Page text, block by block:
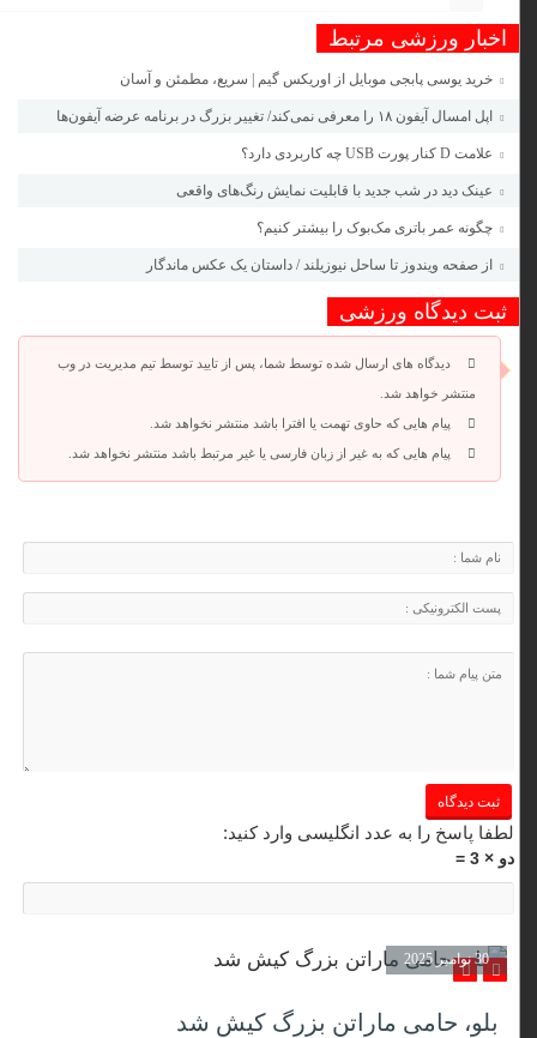
اخبار ورزشی مرتبط
خرید یوسی پابجی موبایل از اوریکس گیم | سریع، مطمئن و آسان
اپل امسال آیفون ۱۸ را معرفی نمی‌کند/ تغییر بزرگ در برنامه عرضه آیفون‌ها
علامت D کنار پورت USB چه کاربردی دارد؟
عینک دید در شب جدید با قابلیت نمایش رنگ‌های واقعی
چگونه عمر باتری مک‌بوک را بیشتر کنیم؟
از صفحه ویندوز تا ساحل نیوزیلند / داستان یک عکس ماندگار
ثبت دیدگاه ورزشی
دیدگاه های ارسال شده توسط شما، پس از تایید توسط تیم مدیریت در وب
منتشر خواهد شد.
پیام هایی که حاوی تهمت یا افترا باشد منتشر نخواهد شد.
پیام هایی که به غیر از زبان فارسی یا غیر مرتبط باشد منتشر نخواهد شد.
لطفا پاسخ را به عدد انگلیسی وارد کنید:
دو × 3 =
30 نوامبر 2025
بلو، حامی ماراتن بزرگ کیش شد